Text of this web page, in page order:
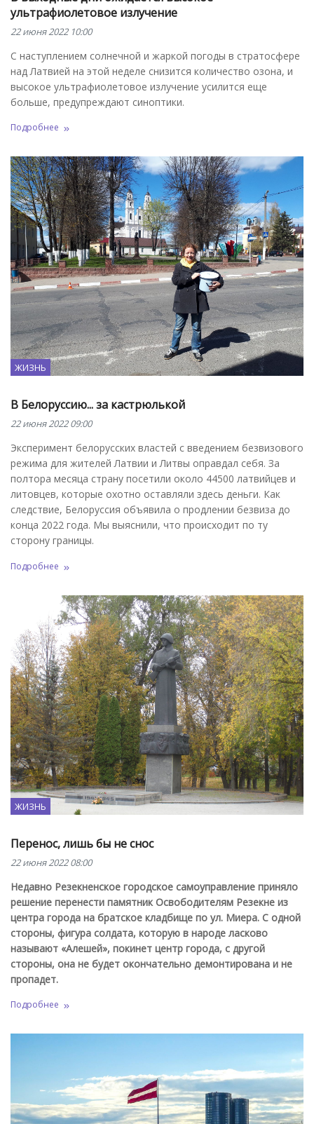
ультрафиолетовое излучение
22 июня 2022 10:00
С наступлением солнечной и жаркой погоды в стратосфере
над Латвией на этой неделе снизится количество озона, и
высокое ультрафиолетовое излучение усилится еще
больше, предупреждают синоптики.
Подробнее
ЖИЗНЬ
В Белоруссию... за кастрюлькой
22 июня 2022 09:00
Эксперимент белорусских властей с введением безвизового
режима для жителей Латвии и Литвы оправдал себя. За
полтора месяца страну посетили около 44500 латвийцев и
литовцев, которые охотно оставляли здесь деньги. Как
следствие, Белоруссия объявила о продлении безвиза до
конца 2022 года. Мы выяснили, что происходит по ту
сторону границы.
Подробнее
ЖИЗНЬ
Перенос, лишь бы не снос
22 июня 2022 08:00
Недавно Резекненское городское самоуправление приняло
решение перенести памятник Освободителям Резекне из
центра города на братское кладбище по ул. Миера. С одной
стороны, фигура солдата, которую в народе ласково
называют «Алешей», покинет центр города, с другой
стороны, она не будет окончательно демонтирована и не
пропадет.
Подробнее